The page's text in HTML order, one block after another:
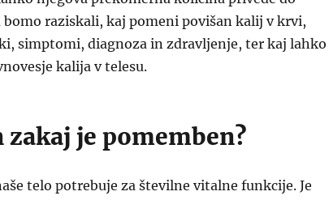
bomo raziskali, kaj pomeni povišan kalij v krvi,
simptomi, diagnoza in zdravljenje, ter kaj lahko
kalija v telesu.
je pomemben?
telo potrebuje za številne vitalne funkcije. Je